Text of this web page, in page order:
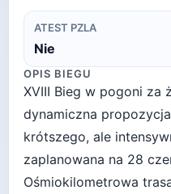
ATEST PZLA
Nie
OPIS BIEGU
XVIII Bieg w pogoni za
dynamiczna
krótszego, ale
zaplanowana na 28
Ośmiokilometrowa